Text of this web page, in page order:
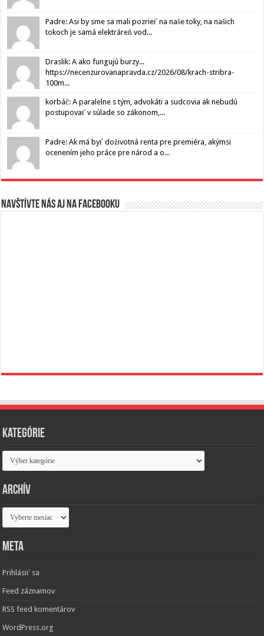
Padre: Asi by sme sa mali pozrieť na naše toky, na našich
tokoch je samá elektráreň vod...
Draslik: A ako fungujú burzy...
https://necenzurovanapravda.cz/2026/08/krach-stribra-
100m...
korbáč: A paralelne s tým, advokáti a sudcovia ak nebudú
postupovať v súlade so zákonom,...
Padre: Ak má byť doživotná renta pre premiéra, akýmsi
ocenením jeho práce pre národ a o...
Navštívte nás aj na Facebooku
Kategórie
Kategórie
Archív
Archív
Meta
Prihlásiť sa
Feed záznamov
RSS feed komentárov
WordPress.org